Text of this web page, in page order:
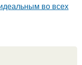
во всех